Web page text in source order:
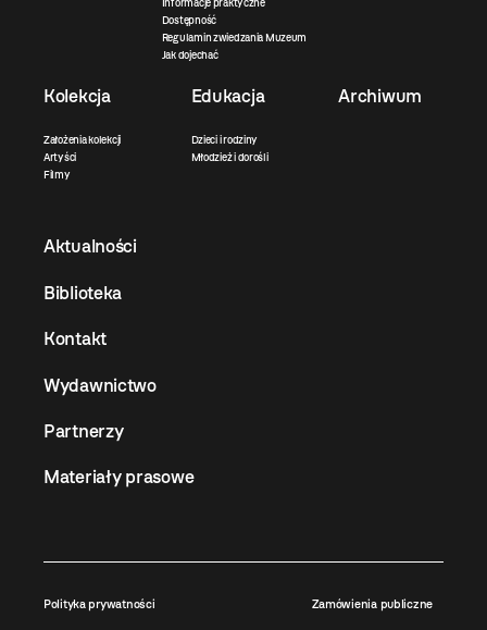
Informacje praktyczne
Dostępność
Regulamin zwiedzania Muzeum
Jak dojechać
Kolekcja
Założenia kolekcji
Artyści
Filmy
Edukacja
Dzieci i rodziny
Młodzież i dorośli
Archiwum
Aktualności
Biblioteka
Kontakt
Wydawnictwo
Partnerzy
Materiały prasowe
Polityka prywatności Zamówienia publiczne